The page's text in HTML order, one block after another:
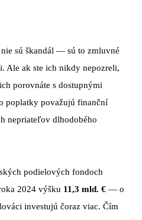
sú škandál — sú to zmluvné
Ale ak ste ich nikdy nepozreli,
porovnáte s dostupnými
poplatky považujú finanční
nepriateľov dlhodobého
podielových fondoch
2024 výšku 11,3 mld. € — o
investujú čoraz viac. Čím